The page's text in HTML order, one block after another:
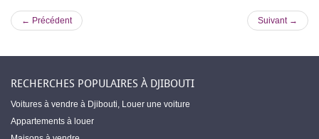
← Précédent Suivant →
RECHERCHES POPULAIRES À DJIBOUTI
Voitures à vendre à Djibouti, Louer une voiture
Appartements à louer